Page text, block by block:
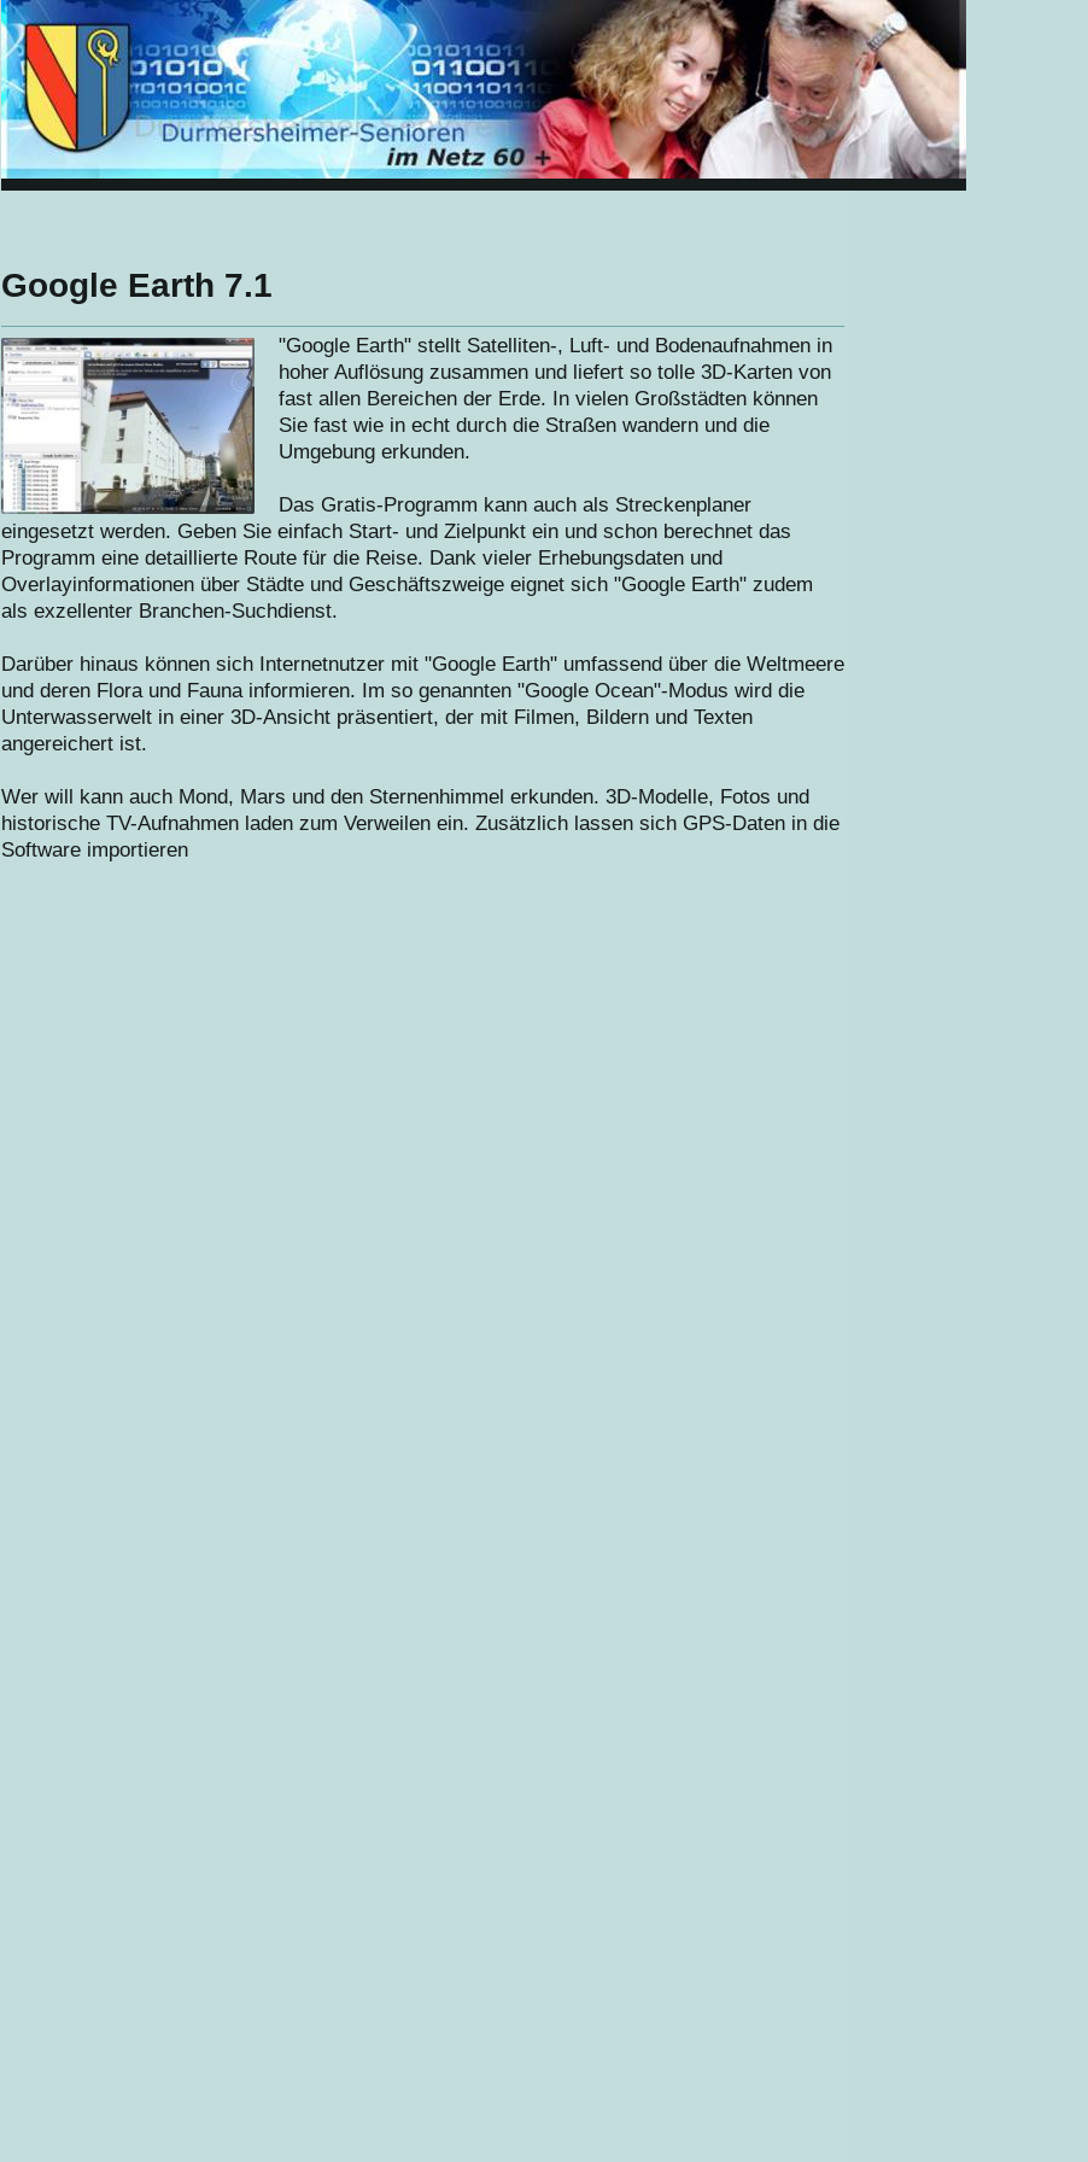
Google Earth 7.1
"Google Earth" stellt Satelliten-, Luft- und Bodenaufnahmen in
hoher Auflösung zusammen und liefert so tolle 3D-Karten von
fast allen Bereichen der Erde. In vielen Großstädten können
Sie fast wie in echt durch die Straßen wandern und die
Umgebung erkunden.
Das Gratis-Programm kann auch als Streckenplaner
eingesetzt werden. Geben Sie einfach Start- und Zielpunkt ein und schon berechnet das
Programm eine detaillierte Route für die Reise. Dank vieler Erhebungsdaten und
Overlayinformationen über Städte und Geschäftszweige eignet sich "Google Earth" zudem
als exzellenter Branchen-Suchdienst.
Darüber hinaus können sich Internetnutzer mit "Google Earth" umfassend über die Weltmeere
und deren Flora und Fauna informieren. Im so genannten "Google Ocean"-Modus wird die
Unterwasserwelt in einer 3D-Ansicht präsentiert, der mit Filmen, Bildern und Texten
angereichert ist.
Wer will kann auch Mond, Mars und den Sternenhimmel erkunden. 3D-Modelle, Fotos und
historische TV-Aufnahmen laden zum Verweilen ein. Zusätzlich lassen sich GPS-Daten in die
Software importieren